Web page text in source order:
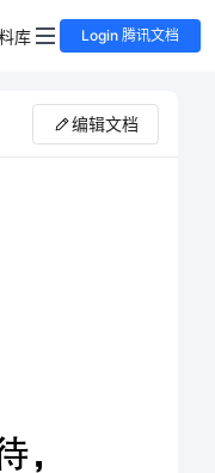
库 Login 腾讯文档
编辑文档